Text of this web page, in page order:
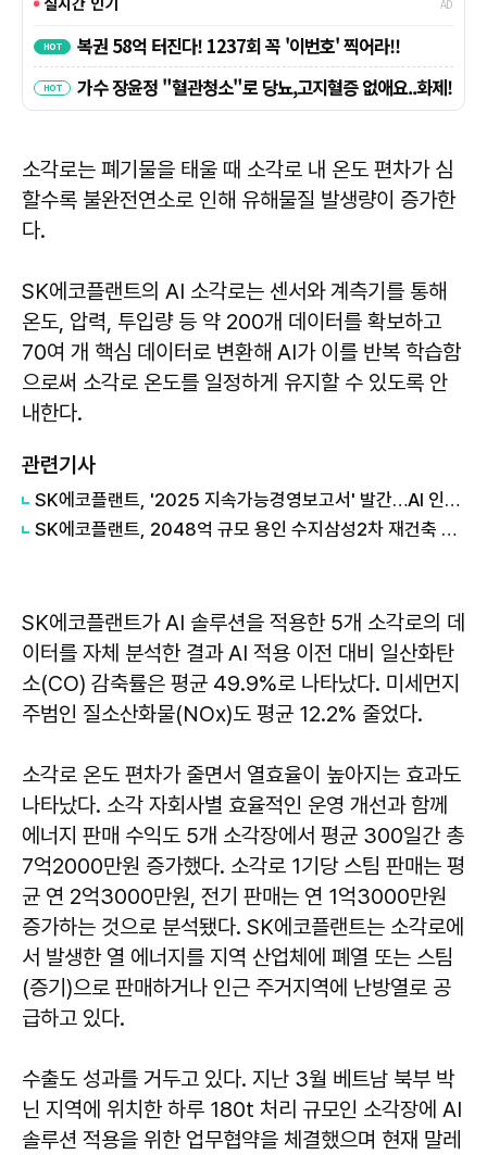
소각로는 폐기물을 태울 때 소각로 내 온도 편차가 심
할수록 불완전연소로 인해 유해물질 발생량이 증가한
다.
SK에코플랜트의 AI 소각로는 센서와 계측기를 통해
온도, 압력, 투입량 등 약 200개 데이터를 확보하고
70여 개 핵심 데이터로 변환해 AI가 이를 반복 학습함
으로써 소각로 온도를 일정하게 유지할 수 있도록 안
내한다.
관련기사
SK에코플랜트, '2025 지속가능경영보고서' 발간…AI 인프라 사업 전환 성과 조명
SK에코플랜트, 2048억 규모 용인 수지삼성2차 재건축 수주
SK에코플랜트가 AI 솔루션을 적용한 5개 소각로의 데
이터를 자체 분석한 결과 AI 적용 이전 대비 일산화탄
소(CO) 감축률은 평균 49.9%로 나타났다. 미세먼지
주범인 질소산화물(NOx)도 평균 12.2% 줄었다.
소각로 온도 편차가 줄면서 열효율이 높아지는 효과도
나타났다. 소각 자회사별 효율적인 운영 개선과 함께
에너지 판매 수익도 5개 소각장에서 평균 300일간 총
7억2000만원 증가했다. 소각로 1기당 스팀 판매는 평
균 연 2억3000만원, 전기 판매는 연 1억3000만원
증가하는 것으로 분석됐다. SK에코플랜트는 소각로에
서 발생한 열 에너지를 지역 산업체에 폐열 또는 스팀
(증기)으로 판매하거나 인근 주거지역에 난방열로 공
급하고 있다.
수출도 성과를 거두고 있다. 지난 3월 베트남 북부 박
닌 지역에 위치한 하루 180t 처리 규모인 소각장에 AI
솔루션 적용을 위한 업무협약을 체결했으며 현재 말레